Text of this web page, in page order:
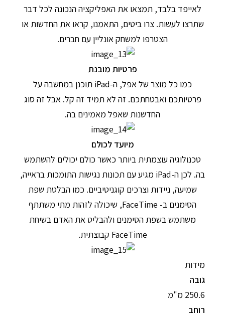
לאייפד בלבד, תמצאו את האפליקציה הנכונה לכל דבר
שתרצו לעשות. צרו ביטים, התאמנו, קראו את החדשות או
הצטרפו למשחק אונליין עם חברים.
פרטיות מובנת
כמו כל מוצר של אפל, ה-iPad תוכנן במחשבה על
פרטיותכם ואבטחתכם. זה לא תמיד זה קל. אבל זה סוג
החדשנות שאפל מאמינים בה.
מיועד לכולם
טכנולוגיה עוצמתית ביותר כאשר כולם יכולים להשתמש
בה. לכן ה-iPad מגיע עם תכונות נגישות התומכות בראייה,
שמיעה, ניידות וצרכים קוגניטיביים. כמו הבלטת שפת
הסימנים ב- FaceTime, שיכולה לזהות מתי משתתף
משתמש בשפת הסימנים ולהבליט את האדם בשיחת
FaceTime קבוצתית.
מידות
גובה
250.6 מ"מ
רוחב